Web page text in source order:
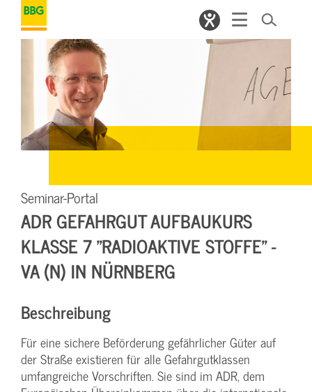
Seminar-Portal
ADR GEFAHRGUT AUFBAUKURS
KLASSE 7 "RADIOAKTIVE STOFFE" -
VA (N) IN NÜRNBERG
Beschreibung
Für eine sichere Beförderung gefährlicher Güter auf
der Straße existieren für alle Gefahrgutklassen
umfangreiche Vorschriften. Sie sind im ADR, dem